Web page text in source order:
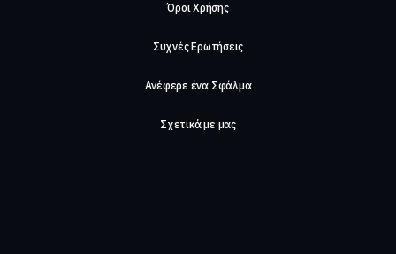
Όροι Χρήσης
Συχνές Ερωτήσεις
Ανέφερε ένα Σφάλμα
Σχετικά με μας